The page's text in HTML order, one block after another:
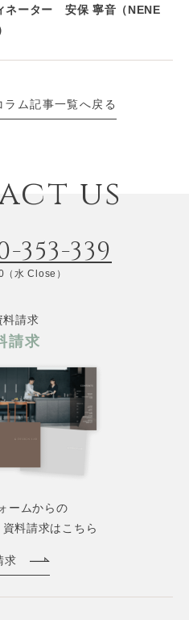
ネーター 安保 寧音（NENE
ラム記事一覧へ戻る
us
353-339
水 Close）
請求
ームからの
料請求はこちら
求